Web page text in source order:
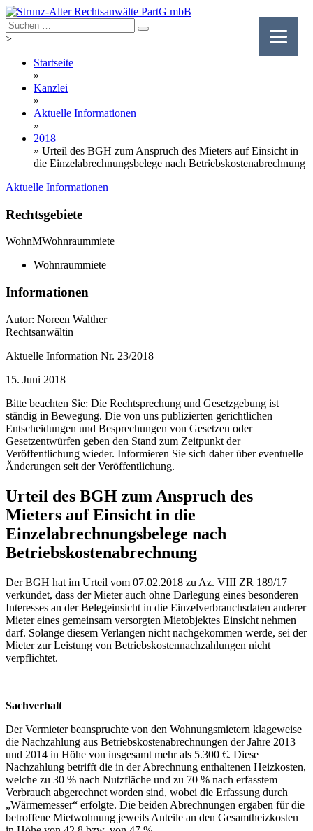
Skip
to
content
>
Startseite
»
Kanzlei
»
Aktuelle Informationen
»
2018
» Urteil des BGH zum Anspruch des Mieters auf Einsicht in
die Einzelabrechnungsbelege nach Betriebskostenabrechnung
Aktuelle Informationen
Rechtsgebiete
WohnMWohnraummiete
Wohnraummiete
Informationen
Autor: Noreen Walther
Rechtsanwältin
Aktuelle Information Nr. 23/2018
15. Juni 2018
Bitte beachten Sie: Die Rechtsprechung und Gesetzgebung ist
ständig in Bewegung. Die von uns publizierten gerichtlichen
Entscheidungen und Besprechungen von Gesetzen oder
Gesetzentwürfen geben den Stand zum Zeitpunkt der
Veröffentlichung wieder. Informieren Sie sich daher über eventuelle
Änderungen seit der Veröffentlichung.
Urteil des BGH zum Anspruch des
Mieters auf Einsicht in die
Einzelabrechnungsbelege nach
Betriebskostenabrechnung
Der BGH hat im Urteil vom 07.02.2018 zu Az. VIII ZR 189/17
verkündet, dass der Mieter auch ohne Darlegung eines besonderen
Interesses an der Belegeinsicht in die Einzelverbrauchsdaten anderer
Mieter eines gemeinsam versorgten Mietobjektes Einsicht nehmen
darf. Solange diesem Verlangen nicht nachgekommen werde, sei der
Mieter zur Leistung von Betriebskostennachzahlungen nicht
verpflichtet.
Sachverhalt
Der Vermieter beanspruchte von den Wohnungsmietern klageweise
die Nachzahlung aus Betriebskostenabrechnungen der Jahre 2013
und 2014 in Höhe von insgesamt mehr als 5.300 €. Diese
Nachzahlung betrifft die in der Abrechnung enthaltenen Heizkosten,
welche zu 30 % nach Nutzfläche und zu 70 % nach erfasstem
Verbrauch abgerechnet worden sind, wobei die Erfassung durch
„Wärmemesser“ erfolgte. Die beiden Abrechnungen ergaben für die
betroffene Mietwohnung jeweils Anteile an den Gesamtheizkosten